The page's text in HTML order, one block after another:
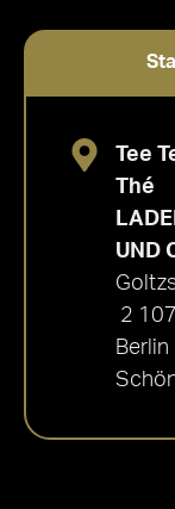
Tee
Thé
UND
2
Berlin